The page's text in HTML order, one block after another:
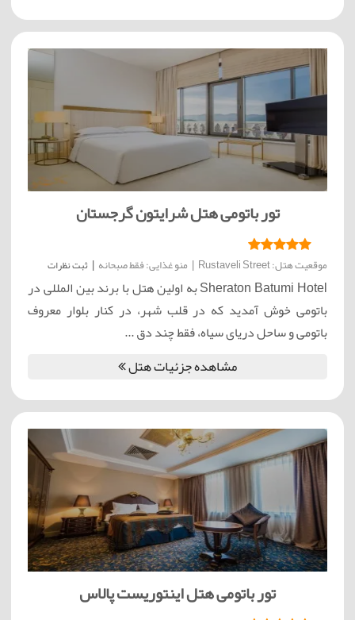
تور باتومی هتل شرایتون گرجستان
موقعیت هتل: Rustaveli Street | منو غذایی: فقط صبحانه | ثبت نظرات
Sheraton Batumi Hotel به اولین هتل با برند بین المللی در
باتومی خوش آمدید که در قلب شهر، در کنار بلوار معروف
باتومی و ساحل دریای سیاه، فقط چند دق ...
مشاهده جزئیات هتل
تور باتومی هتل اینتوریست پالاس